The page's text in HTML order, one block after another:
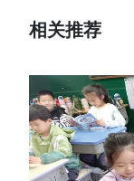
相关推荐